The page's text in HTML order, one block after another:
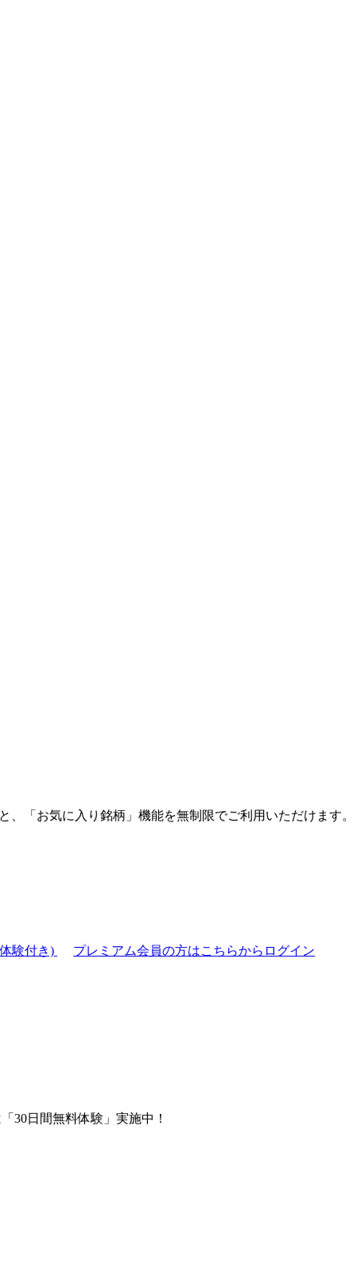
、「お気に入り銘柄」機能を無制限でご利用いただけます。
験付き)
プレミアム会員の方はこちらからログイン
30日間無料体験」実施中！